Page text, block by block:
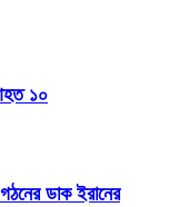
১০
ডাক ইরানের